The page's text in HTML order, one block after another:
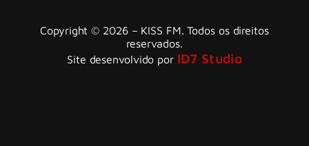
Copyright © 2026 – KISS FM. Todos os direitos
reservados.
Site desenvolvido por ID7 Studio